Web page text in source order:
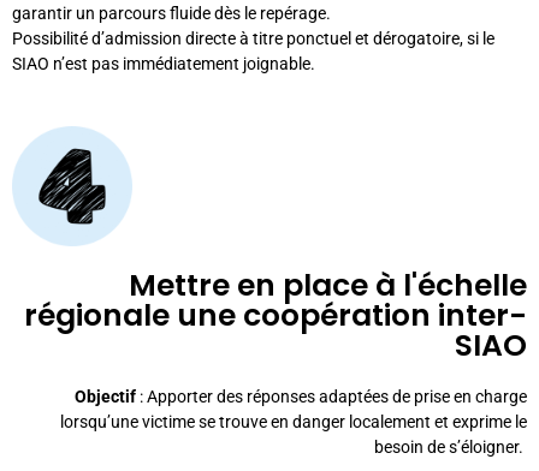
garantir un parcours fluide dès le repérage.
Possibilité d’admission directe à titre ponctuel et dérogatoire, si le
SIAO n’est pas immédiatement joignable.
Mettre en place à l'échelle
régionale une coopération inter-
SIAO
Objectif : Apporter des réponses adaptées de prise en charge
lorsqu’une victime se trouve en danger localement et exprime le
besoin de s’éloigner.